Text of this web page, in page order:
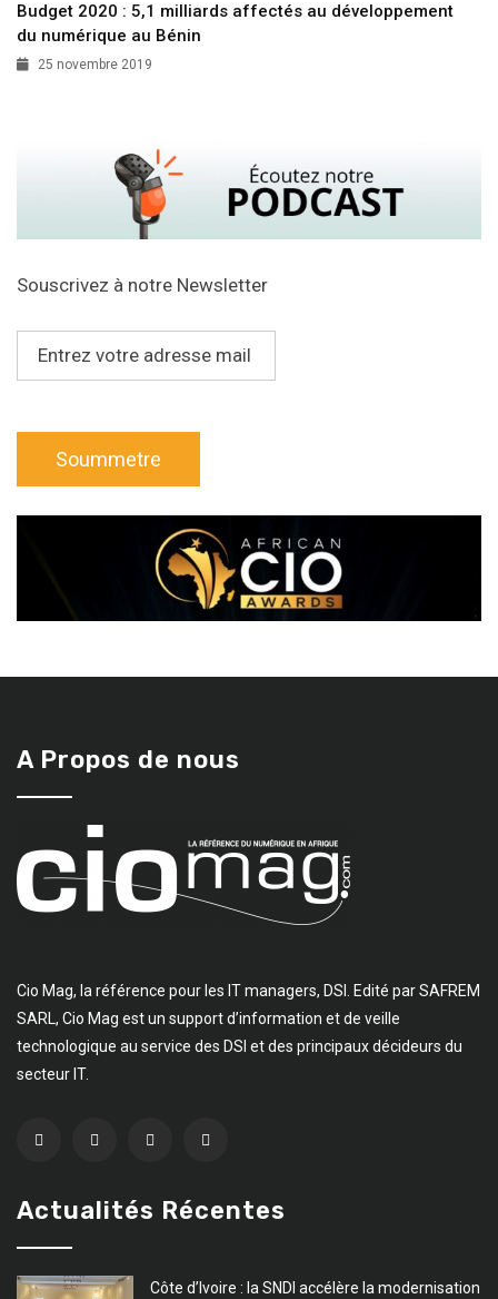
Budget 2020 : 5,1 milliards affectés au développement
du numérique au Bénin
25 novembre 2019
Souscrivez à notre Newsletter
A Propos de nous
Cio Mag, la référence pour les IT managers, DSI. Edité par SAFREM
SARL, Cio Mag est un support d’information et de veille
technologique au service des DSI et des principaux décideurs du
secteur IT.
Actualités Récentes
Côte d’Ivoire : la SNDI accélère la modernisation